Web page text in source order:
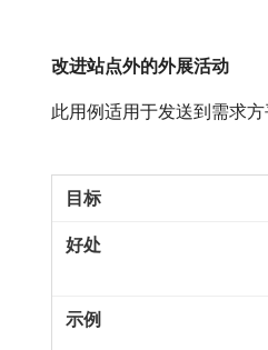
改进站点外的外展活动
此用例适用于发送到需求方